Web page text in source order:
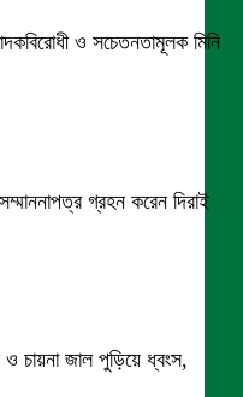
ও সচেতনতামূলক মিনি
গ্রহন করেন দিরাই
চায়না জাল পুড়িয়ে ধ্বংস,